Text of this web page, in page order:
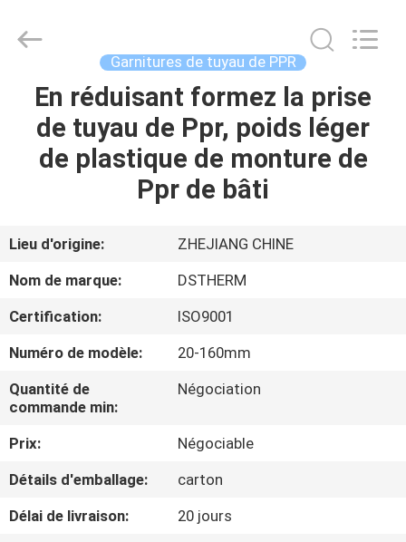
ACCUEIL
PRODUITS
PROPOS
DE
NOUS
VISITE
DE
CONTRÔLE
QUALITÉ
DSTHERM
INDUSTRIAL
Reserved.
Garnitures de tuyau de PPR
En réduisant formez la prise
de tuyau de Ppr, poids léger
de plastique de monture de
Ppr de bâti
Lieu d'origine:
ZHEJIANG CHINE
Nom de marque:
DSTHERM
Certification:
ISO9001
Numéro de modèle:
20-160mm
Quantité de
commande min:
Négociation
Prix:
Négociable
Détails d'emballage:
carton
Délai de livraison:
20 jours